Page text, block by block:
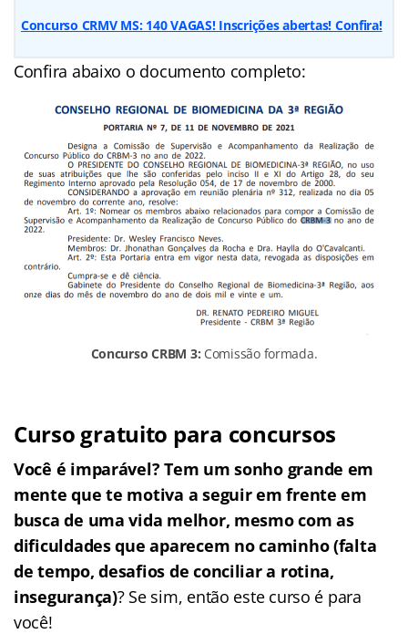
Concurso CRMV MS: 140 VAGAS! Inscrições abertas! Confira!
Confira abaixo o documento completo:
Concurso CRBM 3: Comissão formada.
Curso gratuito para concursos
Você é imparável? Tem um sonho grande em
mente que te motiva a seguir em frente em
busca de uma vida melhor, mesmo com as
dificuldades que aparecem no caminho (falta
de tempo, desafios de conciliar a rotina,
insegurança)? Se sim, então este curso é para
você!